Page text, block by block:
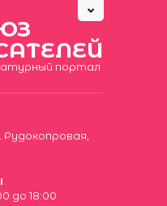
портал
Рудокопровая,
до 18:00